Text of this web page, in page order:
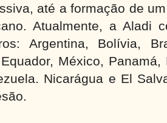
até a formação de
Atualmente, a Aladi
Argentina, Bolívia,
México,
Nicarágua e El